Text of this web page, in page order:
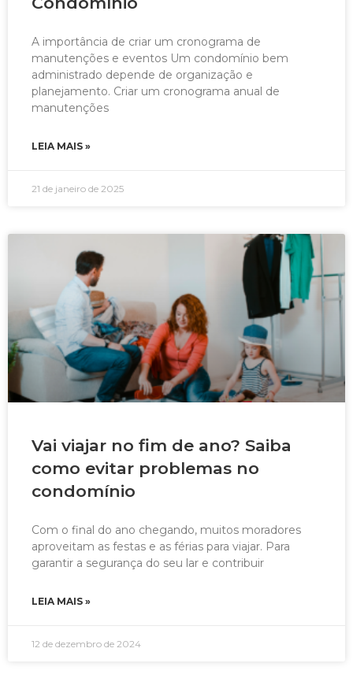
A importância de criar um cronograma de
manutenções e eventos Um condomínio bem
administrado depende de organização e
planejamento. Criar um cronograma anual de
manutenções
LEIA MAIS »
21 de janeiro de 2025
Vai viajar no fim de ano? Saiba
como evitar problemas no
condomínio
Com o final do ano chegando, muitos moradores
aproveitam as festas e as férias para viajar. Para
garantir a segurança do seu lar e contribuir
LEIA MAIS »
12 de dezembro de 2024